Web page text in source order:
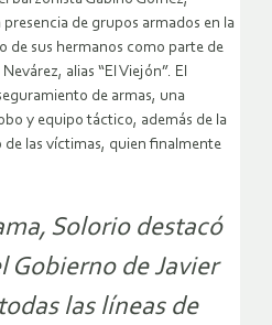
de grupos armados en la
de sus hermanos como parte de
alias “El Viejón”. El
de armas, una
y equipo táctico, además de la
las víctimas, quien finalmente
Solorio destacó
Gobierno de Javier
las líneas de